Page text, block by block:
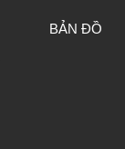
BẢN ĐỒ